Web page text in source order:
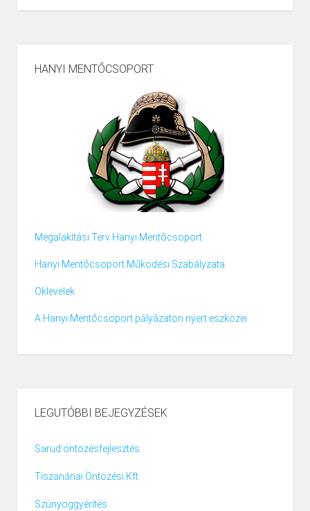
HANYI MENTŐCSOPORT
Megalakítási Terv Hanyi Mentőcsoport
Hanyi Mentőcsoport Működési Szabályzata
Oklevelek
A Hanyi Mentőcsoport pályázaton nyert eszközei
LEGUTÓBBI BEJEGYZÉSEK
Sarud öntözésfejlesztés
Tiszanánai Öntözési Kft.
Szúnyoggyérítés